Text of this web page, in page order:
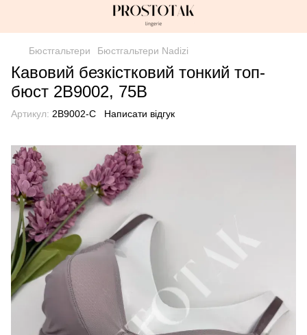
Бюстгальтери Бюстгальтери Nadizi
Кавовий безкістковий тонкий топ-
бюст 2В9002, 75B
Артикул: 2В9002-С Написати відгук